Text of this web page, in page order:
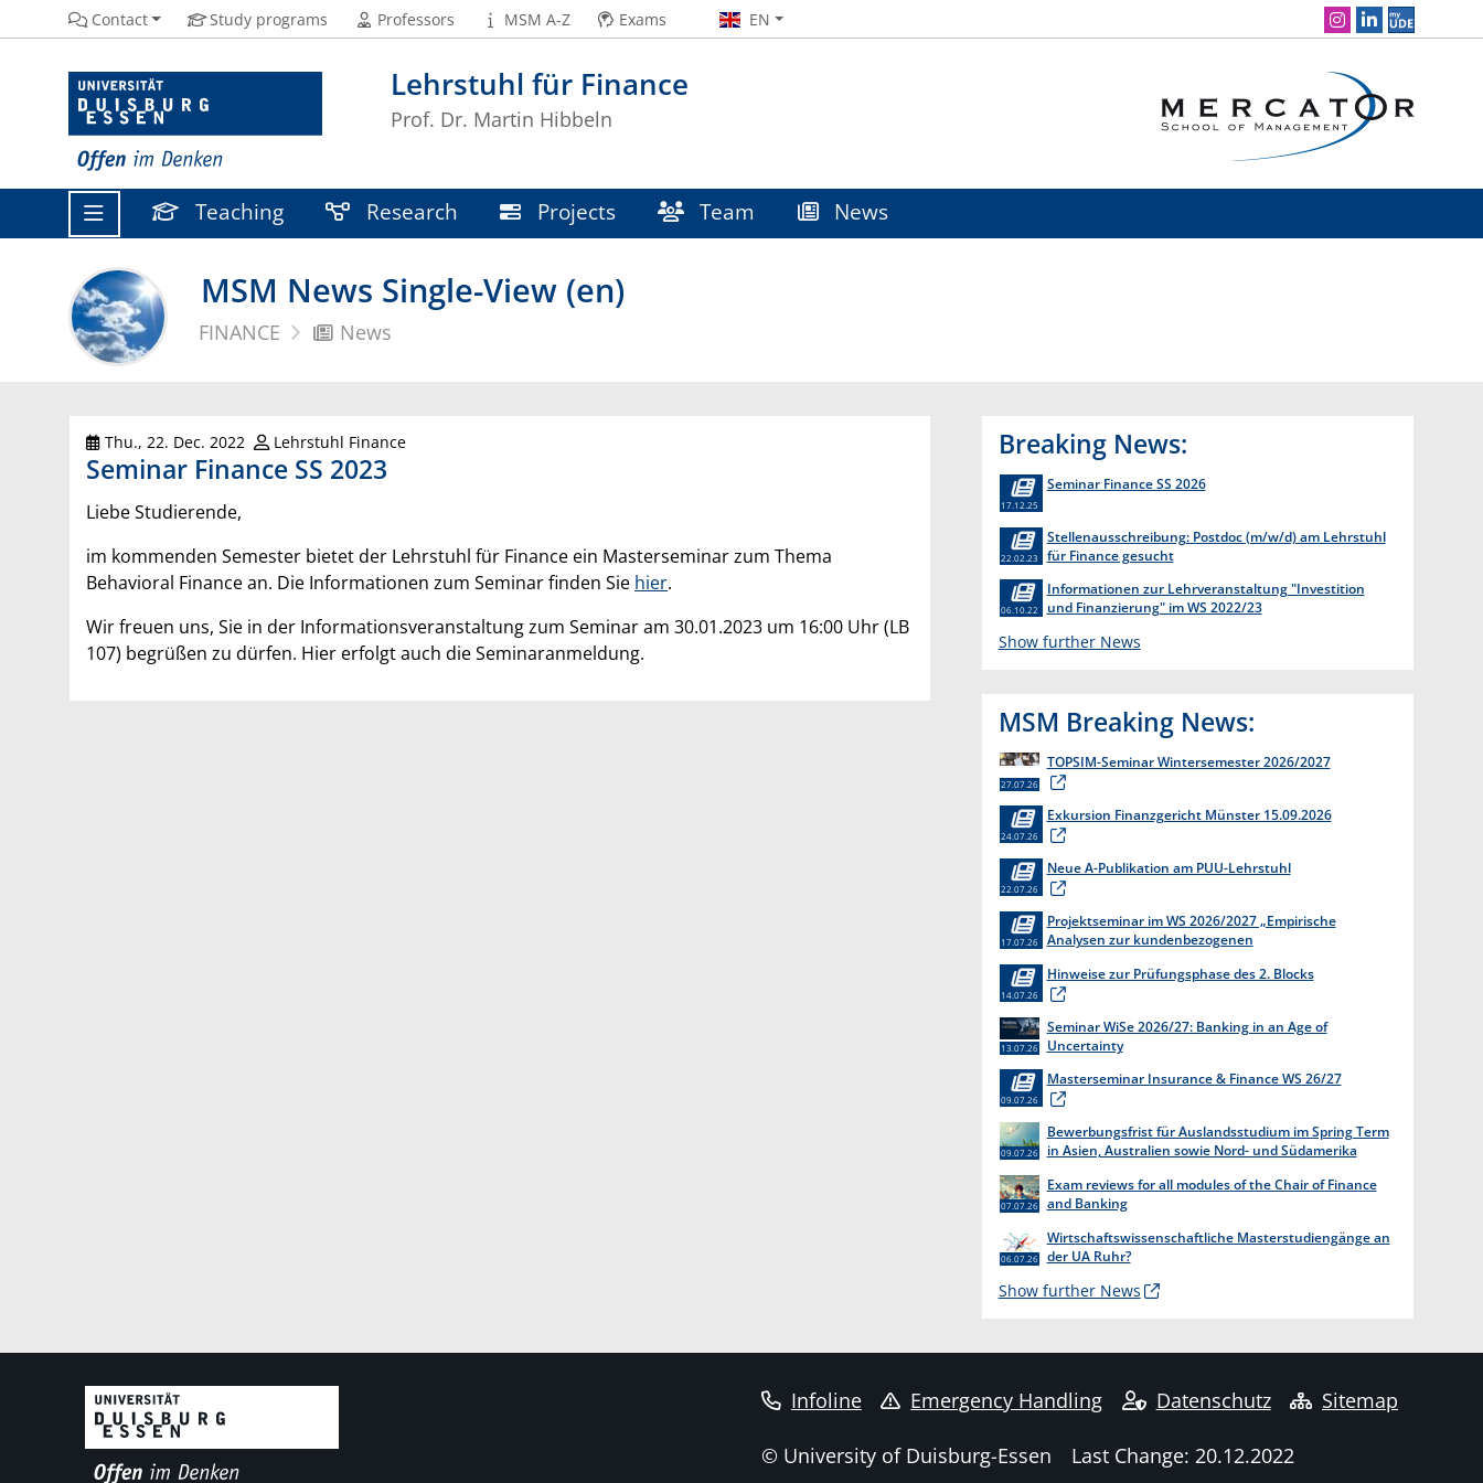
Lehrstuhl für Finance
Prof. Dr. Martin Hibbeln
Contact Study programs Professors MSM A-Z Exams EN Social Media Navigation
Teaching Research Projects Team News
MSM News Single-View (en)
FINANCE News
Thu., 22. Dec. 2022 Lehrstuhl Finance
Seminar Finance SS 2023
Liebe Studierende,
im kommenden Semester bietet der Lehrstuhl für Finance ein Masterseminar zum Thema
Behavioral Finance an. Die Informationen zum Seminar finden Sie hier.
Wir freuen uns, Sie in der Informationsveranstaltung zum Seminar am 30.01.2023 um 16:00 Uhr (LB
107) begrüßen zu dürfen. Hier erfolgt auch die Seminaranmeldung.
Breaking News:
Seminar Finance SS 2026
17.12.25
Stellenausschreibung: Postdoc (m/w/d) am Lehrstuhl
für Finance gesucht
22.02.23
Informationen zur Lehrveranstaltung "Investition
und Finanzierung" im WS 2022/23
06.10.22
Show further News
MSM Breaking News:
TOPSIM-Seminar Wintersemester 2026/2027
27.07.26
Exkursion Finanzgericht Münster 15.09.2026
24.07.26
Neue A-Publikation am PUU-Lehrstuhl
22.07.26
Projektseminar im WS 2026/2027 „Empirische
Analysen zur kundenbezogenen
17.07.26
Hinweise zur Prüfungsphase des 2. Blocks
14.07.26
Seminar WiSe 2026/27: Banking in an Age of
Uncertainty
13.07.26
Masterseminar Insurance & Finance WS 26/27
09.07.26
Bewerbungsfrist für Auslandsstudium im Spring Term
in Asien, Australien sowie Nord- und Südamerika
09.07.26
Exam reviews for all modules of the Chair of Finance
and Banking
07.07.26
Wirtschaftswissenschaftliche Masterstudiengänge an
der UA Ruhr?
06.07.26
Show further News
Infoline Emergency Handling Datenschutz Sitemap
© University of Duisburg-Essen Last Change: 20.12.2022